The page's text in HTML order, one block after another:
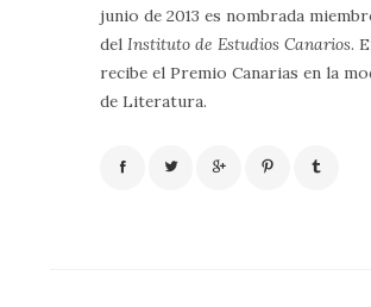
junio de 2013 es nombrada
del Instituto de Estudios Canarios.
recibe el Premio Canarias en la
de Literatura.